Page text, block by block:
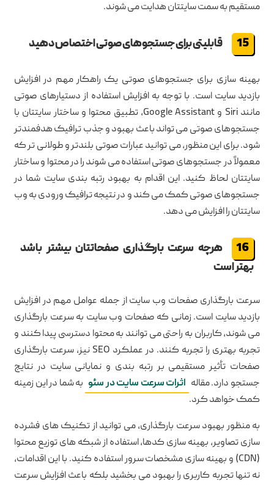
مستقیم به سمت سایتتان هدایت می شوند.
قابلیتی برای جستجوهای صوتی اختصاص دهید
بهینه سازی برای جستجوهای صوتی یک راهکار مهم در افزایش
بازدید سایت است. با توجه به افزایش استفاده از دستیارهای صوتی
مانند Siri و Google Assistant، تطبیق محتوا و ساختار سایتتان با
جستجوهای صوتی می تواند باعث بهبود و جذب ترافیک هدفمندتر
شود. برای این منظور، می توانید عبارات صوتی بلندتر و طولانی تر که
معمولاً در جستجوهای صوتی استفاده می شوند را در محتوا و ساختار
سایتتان لحاظ کنید. این اقدام به بهبود رتبه بندی سایت شما در
جستجوهای صوتی کمک می کند و در نتیجه ترافیک ورودی به وب
سایتتان را افزایش می دهد.
هرچه سرعت بارگذاری صفحاتتان بیشتر باشد
بهتر است
سرعت بارگذاری صفحات وب سایت از جمله عوامل مهم در افزایش
بازدید سایت است. زمانی که صفحات وب سایت به سرعت بارگذاری
می شوند، کاربران به راحتی می توانند به محتوا دسترسی پیدا کنند و
تجربه بهتری را تجربه کنند. در عملکرد SEO نیز، سرعت بارگذاری
صفحات تأثیر مستقیمی بر رتبه بندی و نمایانی سایت در نتایج
جستجو دارد. مقاله اثرات سرعت سایت در سئو به شما در این زمینه
کمک خواهد کرد.
به منظور بهبود سرعت بارگذاری، می توانید از تکنیک های فشرده
سازی تصاویر، بهینه سازی کدها، استفاده از شبکه های توزیع محتوا
(CDN) و بهینه سازی مشخصات سرور استفاده کنید. با این اقدامات،
نه تنها تجربه کاربری را بهبود می بخشید بلکه باعث افزایش سرعت